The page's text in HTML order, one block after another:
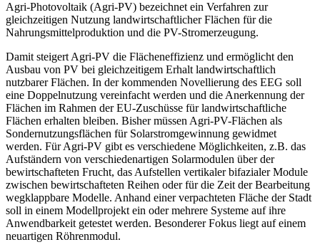
Agri-Photovoltaik (Agri-PV) bezeichnet ein Verfahren zur
gleichzeitigen Nutzung landwirtschaftlicher Flächen für die
Nahrungsmittelproduktion und die PV-Stromerzeugung.
Damit steigert Agri-PV die Flächeneffizienz und ermöglicht den
Ausbau von PV bei gleichzeitigem Erhalt landwirtschaftlich
nutzbarer Flächen. In der kommenden Novellierung des EEG soll
eine Doppelnutzung vereinfacht werden und die Anerkennung der
Flächen im Rahmen der EU-Zuschüsse für landwirtschaftliche
Flächen erhalten bleiben. Bisher müssen Agri-PV-Flächen als
Sondernutzungsflächen für Solarstromgewinnung gewidmet
werden. Für Agri-PV gibt es verschiedene Möglichkeiten, z.B. das
Aufständern von verschiedenartigen Solarmodulen über der
bewirtschafteten Frucht, das Aufstellen vertikaler bifazialer Module
zwischen bewirtschafteten Reihen oder für die Zeit der Bearbeitung
wegklappbare Modelle. Anhand einer verpachteten Fläche der Stadt
soll in einem Modellprojekt ein oder mehrere Systeme auf ihre
Anwendbarkeit getestet werden. Besonderer Fokus liegt auf einem
neuartigen Röhrenmodul.